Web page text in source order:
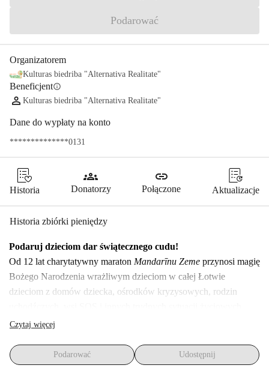
Podarować
Organizatorem
Kulturas biedriba "Alternativa Realitate"
Beneficjentinfo
Kulturas biedriba "Alternativa Realitate"
Dane do wypłaty na konto
**************0131
Historia
groups
Donatorzy
link
Połączone Aktualizacje
Historia zbiórki pieniędzy
Podaruj dzieciom dar świątecznego cudu!
Od 12 lat charytatywny maraton Mandarīnu Zeme przynosi magię
Bożego Narodzenia wrażliwym dzieciom w całej Łotwie
dzieciom z domów dziecka, ośrodków kryzysowych, rodzin
Dzięki zaangażowaniu wolontariuszy
poczucie prawdziwego ducha tego sezonu.
Co się dzieje w te Święta?
Czytaj więcej
Podarować Udostępnij